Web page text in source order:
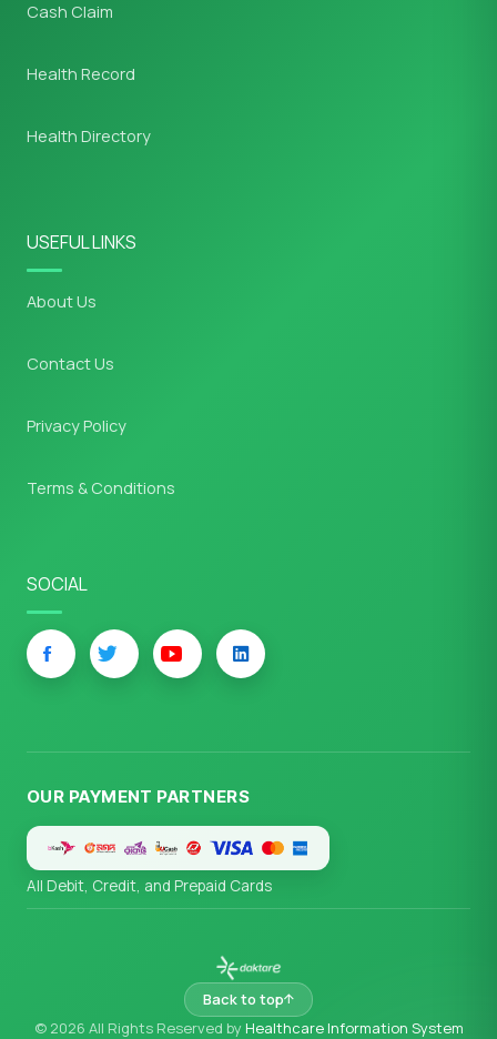
Cash Claim
Health Record
Health Directory
USEFUL LINKS
About Us
Contact Us
Privacy Policy
Terms & Conditions
SOCIAL
OUR PAYMENT PARTNERS
All Debit, Credit, and Prepaid Cards
© 2026 All Rights Reserved by Healthcare Information System
Back to top